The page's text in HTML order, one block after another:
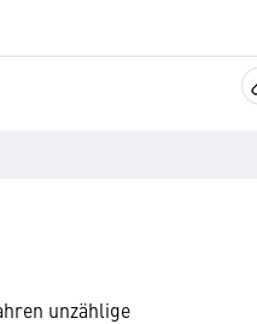
unzählige